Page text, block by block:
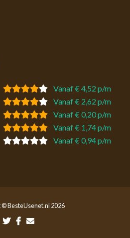
Vanaf € 4,52 p/m
Vanaf € 2,62 p/m
Vanaf € 0,20 p/m
Vanaf € 1,74 p/m
Vanaf € 0,94 p/m
BesteUsenet.nl 2026